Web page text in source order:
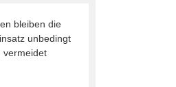
bleiben die
unbedingt
vermeidet